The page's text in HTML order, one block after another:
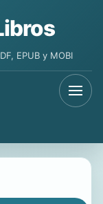
EPUB y MOBI